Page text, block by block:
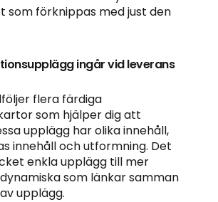
som förknippas med just den
ingår vid leverans
flera färdiga
som hjälper dig att
upplägg har olika innehåll,
innehåll och utformning. Det
enkla upplägg till mer
som länkar samman
upplägg.